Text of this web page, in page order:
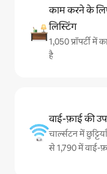
काम करने के
लिस्टिंग
1,050 प्रॉपर्टी
है
वाई-फ़ाई की
चार्ल्सटन में
से 1,790 में वाई-